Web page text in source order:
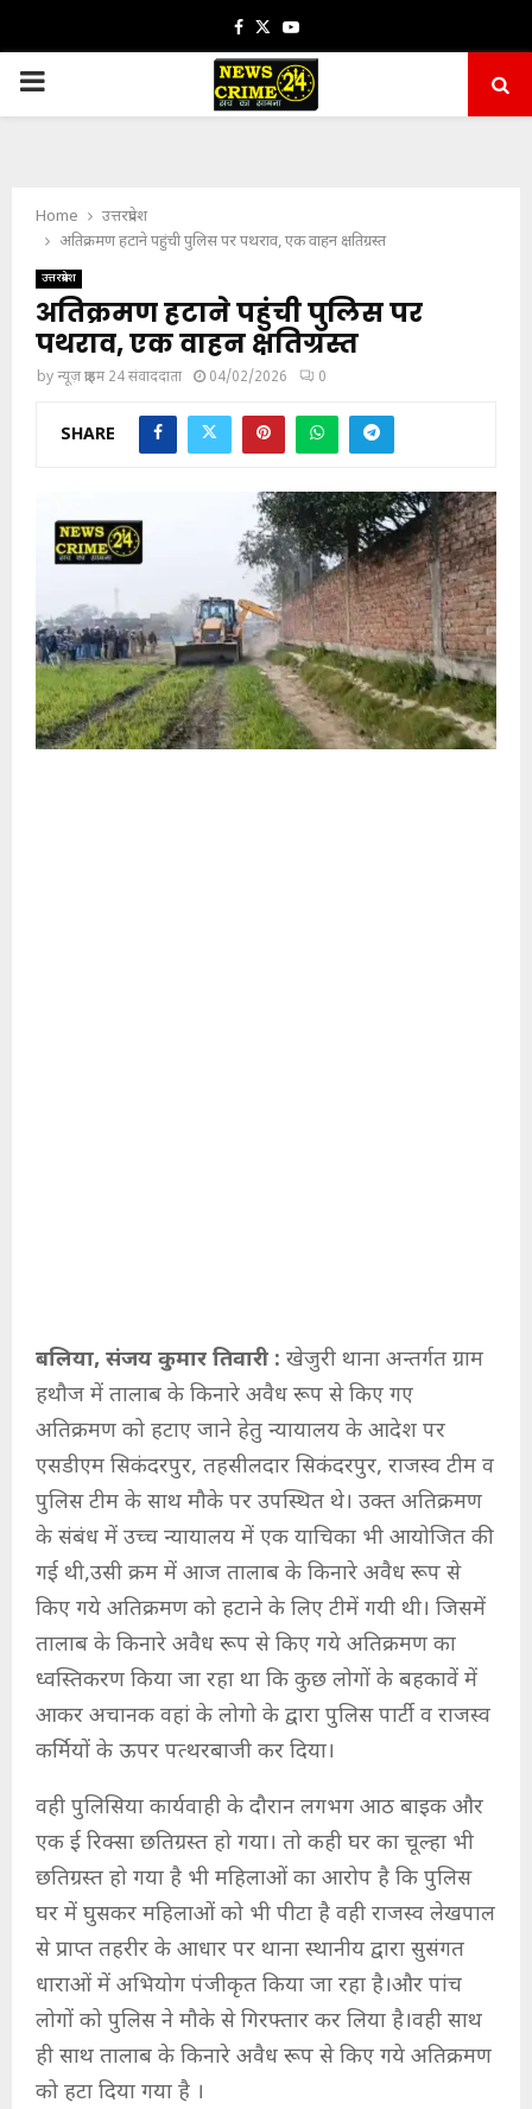
Facebook
TwitterYoutube
PRIMARY
Home
उत्तरप्रदेश
अतिक्रमण हटाने पहुंची पुलिस पर पथराव, एक वाहन क्षतिग्रस्त
उत्तरप्रदेश
अतिक्रमण हटाने पहुंची पुलिस पर
पथराव, एक वाहन क्षतिग्रस्त
byन्यूज़ क्राइम 24 संवाददाता 04/02/2026 0
SHARE
बलिया, संजय कुमार तिवारी : खेजुरी थाना अन्तर्गत ग्राम
हथौज में तालाब के किनारे अवैध रूप से किए गए
अतिक्रमण को हटाए जाने हेतु न्यायालय के आदेश पर
एसडीएम सिकंदरपुर, तहसीलदार सिकंदरपुर, राजस्व टीम व
पुलिस टीम के साथ मौके पर उपस्थित थे। उक्त अतिक्रमण
के संबंध में उच्च न्यायालय में एक याचिका भी आयोजित की
गई थी,उसी क्रम में आज तालाब के किनारे अवैध रूप से
किए गये अतिक्रमण को हटाने के लिए टीमें गयी थी। जिसमें
तालाब के किनारे अवैध रूप से किए गये अतिक्रमण का
ध्वस्तिकरण किया जा रहा था कि कुछ लोगों के बहकावें में
आकर अचानक वहां के लोगो के द्वारा पुलिस पार्टी व राजस्व
कर्मियों के ऊपर पत्थरबाजी कर दिया।
वही पुलिसिया कार्यवाही के दौरान लगभग आठ बाइक और
एक ई रिक्सा छतिग्रस्त हो गया। तो कही घर का चूल्हा भी
छतिग्रस्त हो गया है भी महिलाओं का आरोप है कि पुलिस
घर में घुसकर महिलाओं को भी पीटा है वही राजस्व लेखपाल
से प्राप्त तहरीर के आधार पर थाना स्थानीय द्वारा सुसंगत
धाराओं में अभियोग पंजीकृत किया जा रहा है।और पांच
लोगों को पुलिस ने मौके से गिरफ्तार कर लिया है।वही साथ
ही साथ तालाब के किनारे अवैध रूप से किए गये अतिक्रमण
को हटा दिया गया है ।